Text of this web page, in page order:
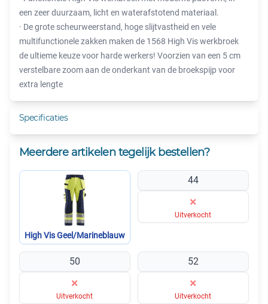
een zeer duurzaam, licht en waterafstotend materiaal.
· De grote scheurweerstand, hoge slijtvastheid en vele
multifunctionele zakken maken de 1568 High Vis werkbroek
de ultieme keuze voor harde werkers! Voorzien van een 5 cm
verstelbare zoom aan de onderkant van de broekspijp voor
extra lengte
Specificaties
Meerdere artikelen tegelijk bestellen?
High Vis Geel/Marineblauw
44
×
Uitverkocht
50
×
Uitverkocht
52
×
Uitverkocht